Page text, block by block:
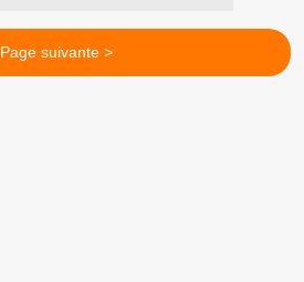
Page suivante >